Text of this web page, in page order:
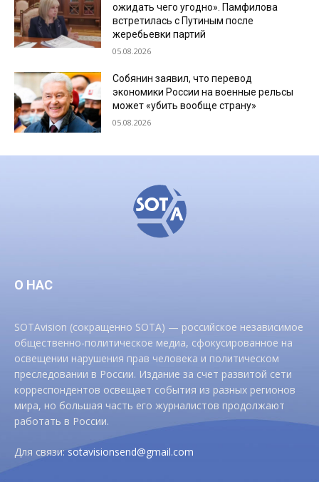
ожидать чего угодно». Памфилова
встретилась с Путиным после
жеребьевки партий
05.08.2026
Собянин заявил, что перевод
экономики России на военные рельсы
может «убить вообще страну»
05.08.2026
О НАС
SOTAvision (сокращенно SOTA) — российское независимое
общественно-политическое медиа, сфокусированное на
освещении нарушения прав человека и политическом
преследовании в России. Издание за счет развитой сети
корреспондентов освещает события из разных регионов
мира, но большая часть его журналистов продолжают
работать в России.
Для связи:sotavisionsend@gmail.com